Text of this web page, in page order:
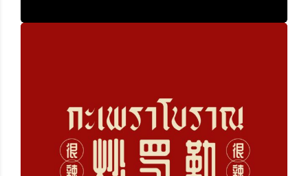
กะเพราโบราณ